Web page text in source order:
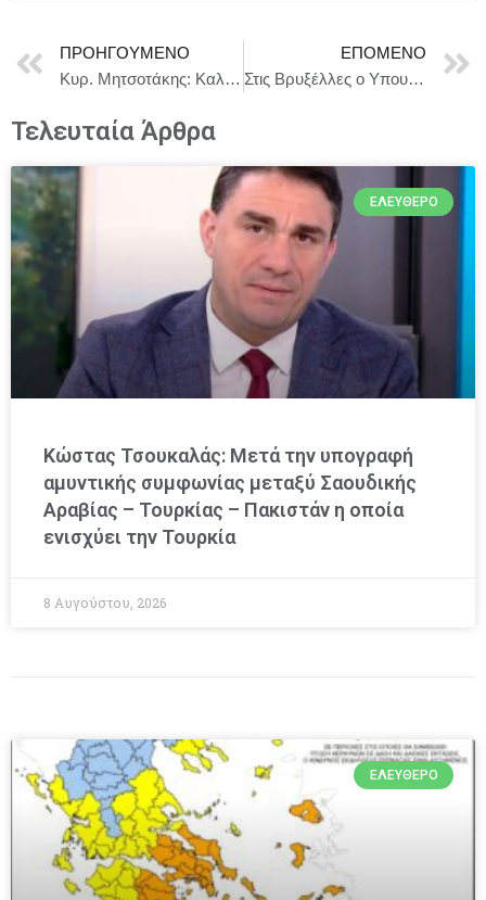
ΠΡΟΗΓΟΎΜΕΝΟ
Κυρ. Μητσοτάκης: Καλωσορίζουμε τη Chevron στην Ελλάδα
ΕΠΌΜΕΝΟ
Στις Βρυξέλλες ο Υπουργός Εθνικής Οικονομίας και Οικονομικών και Πρόεδρος του Eurogroup Κυριάκος Πιερρακάκης για τις συνεδριάσεις Eurogroup/ECOFIN
Τελευταία Άρθρα
ΕΛΕΎΘΕΡΟ
Κώστας Τσουκαλάς: Μετά την υπογραφή
αμυντικής συμφωνίας μεταξύ Σαουδικής
Αραβίας – Τουρκίας – Πακιστάν η οποία
ενισχύει την Τουρκία
8 Αυγούστου, 2026
ΕΛΕΎΘΕΡΟ